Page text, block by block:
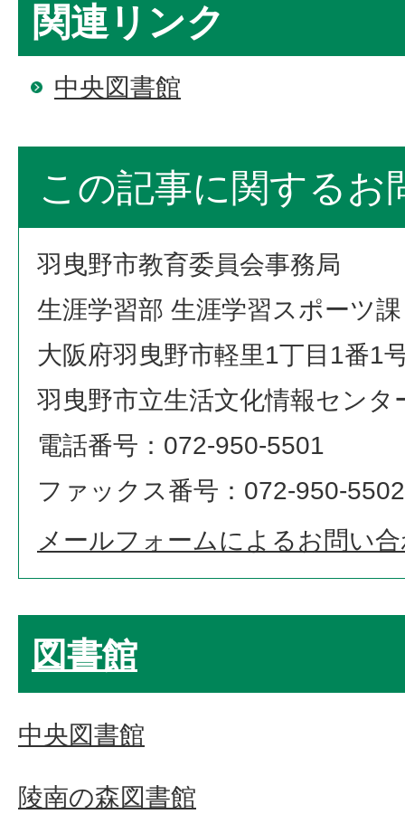
関連リンク
中央図書館
この記事に関するお
羽曳野市教育委員会事務局
生涯学習部 生涯学習スポーツ
大阪府羽曳野市軽里1丁目1番1
羽曳野市立生活文化情報センタ
電話番号：072-950-5501
ファックス番号：072-950-5502
メールフォームによるお問い
図書館
中央図書館
陵南の森図書館